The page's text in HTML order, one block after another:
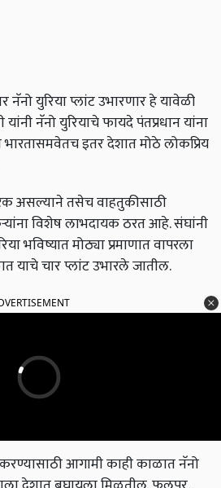
युरिया प्लांट उभारणार हे यावेळी
नॅनो युरियाचे फायदे पंतप्रधान यांना
इतर देशात मोठे लोकप्रिय
असल्याने तसेच वाहतुकीसाठी
विशेष लाभदायक ठरत आहे. संघांनी
भविष्यात मोठ्या प्रमाणात वापरला
याचे चार प्लांट उभारले जातील.
आगामी काही काळात नॅनो